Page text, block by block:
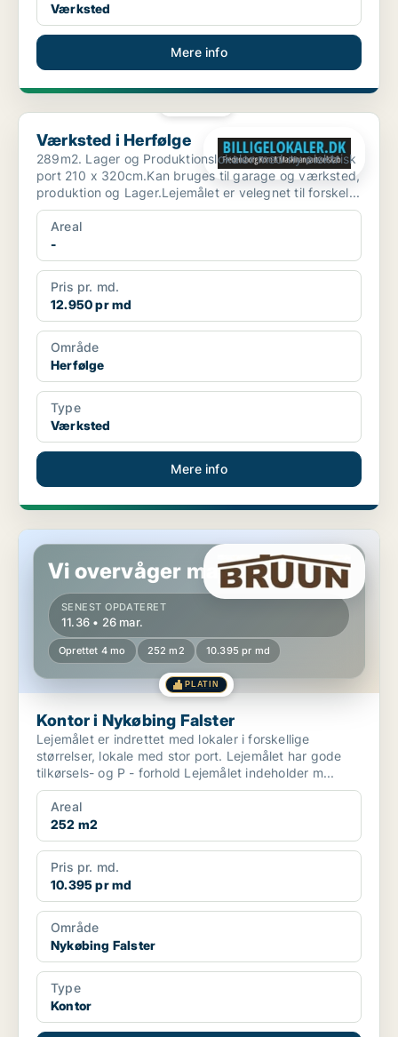
Værksted
Mere info
Værksted i Herfølge
Værksted i Herfølge
289m2. Lager og Produktionslokaler med ny elektrisk
port 210 x 320cm.Kan bruges til garage og værksted,
produktion og Lager.Lejemålet er velegnet til forskel...
Areal
-
Pris pr. md.
12.950 pr md
Område
Herfølge
Type
Værksted
Mere info
Kontor i Nykøbing Falster
Vi overvåger markedet!
SENEST OPDATERET
11.36 • 26 mar.
Oprettet 4 mo 252 m2 10.395 pr md
PLATIN
Kontor i Nykøbing Falster
Lejemålet er indrettet med lokaler i forskellige
størrelser, lokale med stor port. Lejemålet har gode
tilkørsels- og P - forhold Lejemålet indeholder m...
Areal
252 m2
Pris pr. md.
10.395 pr md
Område
Nykøbing Falster
Type
Kontor